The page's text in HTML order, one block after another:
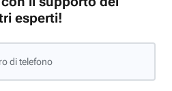
esperti!
di telefono